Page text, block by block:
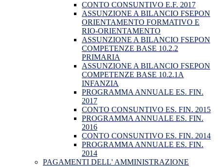
CONTO CONSUNTIVO E.F. 2017
ASSUNZIONE A BILANCIO FSEPON
ORIENTAMENTO FORMATIVO E
RIO-ORIENTAMENTO
ASSUNZIONE A BILANCIO FSEPON
COMPETENZE BASE 10.2.2
PRIMARIA
ASSUNZIONE A BILANCIO FSEPON
COMPETENZE BASE 10.2.1A
INFANZIA
PROGRAMMA ANNUALE ES. FIN.
2017
CONTO CONSUNTIVO ES. FIN. 2015
PROGRAMMA ANNUALE ES. FIN.
2016
CONTO CONSUNTIVO ES. FIN. 2014
PROGRAMMA ANNUALE ES. FIN.
2014
PAGAMENTI DELL' AMMINISTRAZIONE